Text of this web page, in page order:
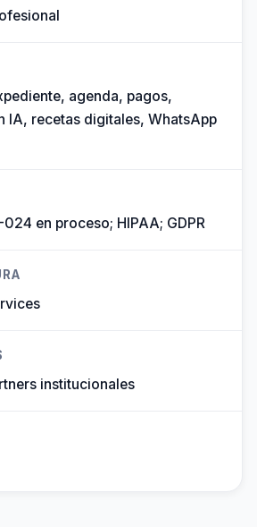
agenda, pagos,
IA, recetas digitales, WhatsApp
en proceso; HIPAA; GDPR
institucionales